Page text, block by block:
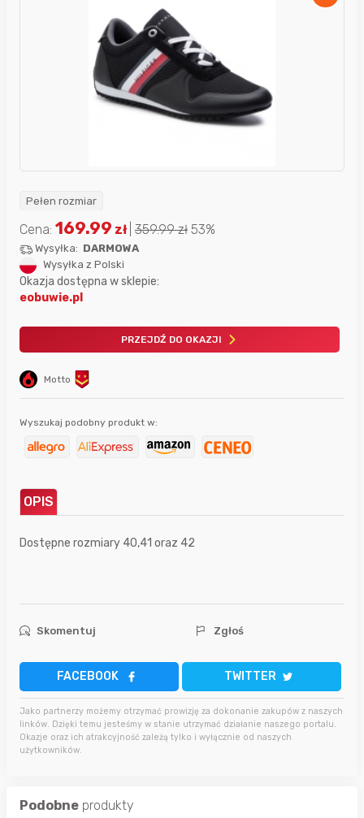
Pełen rozmiar
Motto
Cena: 169.99 zł 359.99zł 53%
Wysyłka: DARMOWA
Wysyłka z Polski
Okazja dostępna w sklepie:
eobuwie.pl
PRZEJDŹ DO OKAZJI
Wyszukaj podobny produkt w:
OPIS
Dostępne rozmiary 40,41 oraz 42
Skomentuj Zgłoś
FACEBOOK TWITTER
Jako partnerzy możemy otrzymać prowizję za dokonanie zakupów z naszych
linków. Dzięki temu jesteśmy w stanie utrzymać działanie naszego portalu.
Okazje oraz ich atrakcyjność zależą tylko i wyłącznie od naszych
użytkowników.
Podobne produkty